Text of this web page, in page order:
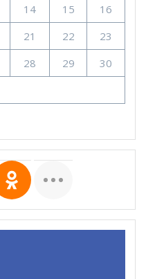
14 15
16
21 22
23
28 29
30